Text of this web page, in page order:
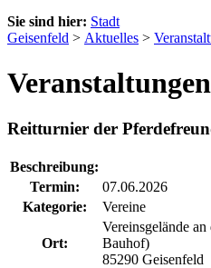
Sie sind hier: Stadt
Geisenfeld > Aktuelles >
Veranstaltungen
Reitturnier der
Beschreibung:
Termin:
07.06.2026
Kategorie:
Vereine
Ort:
Vereinsgelände
Bauhof)
85290 Geisenfeld